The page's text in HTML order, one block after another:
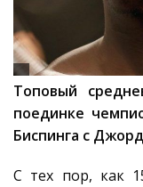
Топовый
поединке
Биспинга с
С тех пор, как